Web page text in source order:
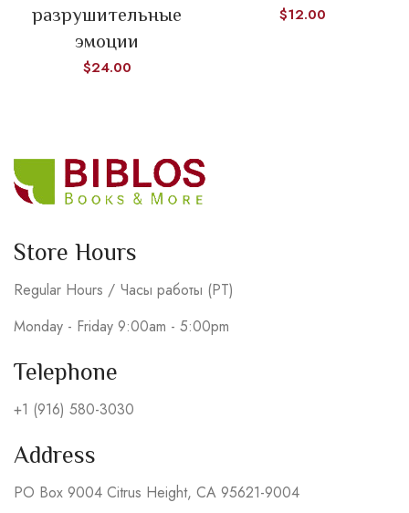
разрушительные
эмоции
$24.00
$12.00
Store Hours
Regular Hours / Часы работы (PT)
Monday - Friday 9:00am - 5:00pm
Telephone
+1 (916) 580-3030
Address
PO Box 9004 Citrus Height, CA 95621-9004